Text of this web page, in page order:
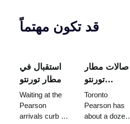
قد تكون مهتماً
استقبال في
مطار تورنتو
بيرسون: أين
تنتظر ومن
أي باب
Waiting at the
Pearson
arrivals curb is
صالات مطار
تورنتو
بيرسون: أي
منها يمكنك
استخدامه
Toronto
Pearson has
about a dozen